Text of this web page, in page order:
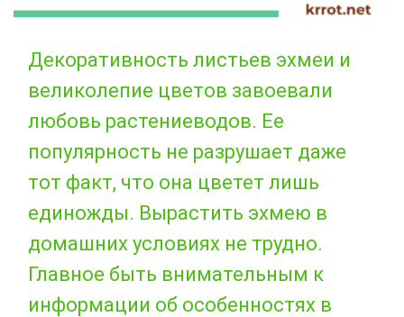
Декоративность листьев эхмеи и
великолепие цветов завоевали
любовь растениеводов. Ее
популярность не разрушает даже
тот факт, что она цветет лишь
единожды. Вырастить эхмею в
домашних условиях не трудно.
Главное быть внимательным к
информации об особенностях в